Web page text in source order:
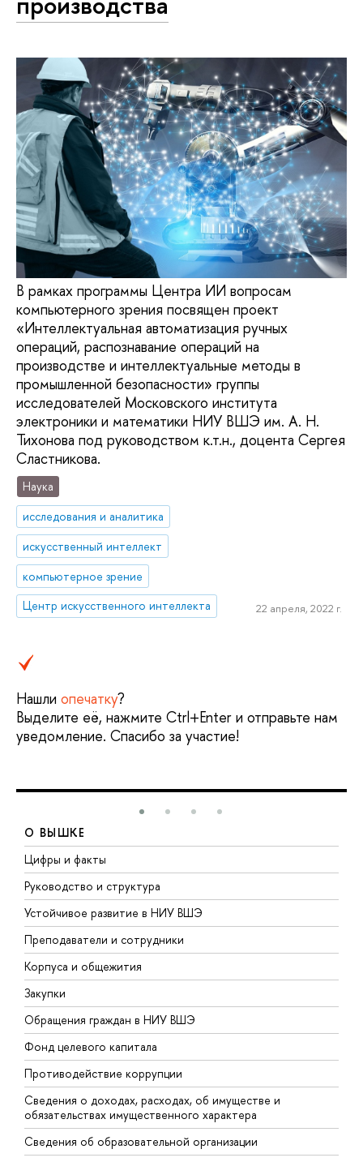
В рамках программы Центра ИИ вопросам
компьютерного зрения посвящен проект
«Интеллектуальная автоматизация ручных
операций, распознавание операций на
производстве и интеллектуальные методы в
промышленной безопасности» группы
исследователей Московского института
электроники и математики НИУ ВШЭ им. А. Н.
Тихонова под руководством к.т.н., доцента Сергея
Сластникова.
Наука
исследования и аналитика
искусственный интеллект
компьютерное зрение
Центр искусственного интеллекта
22 апреля, 2022 г.
Нашли опечатку?
Выделите её, нажмите Ctrl+Enter и отправьте нам
уведомление. Спасибо за участие!
О ВЫШКЕ
Цифры и факты
Руководство и структура
Устойчивое развитие в НИУ ВШЭ
Преподаватели и сотрудники
Корпуса и общежития
Закупки
Обращения граждан в НИУ ВШЭ
Фонд целевого капитала
Противодействие коррупции
Сведения о доходах, расходах, об имуществе и
обязательствах имущественного характера
Сведения об образовательной организации